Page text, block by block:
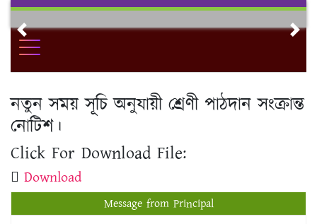
Skip
contentPrevious
নতুন সময় সূচি অনুযায়ী শ্রেণী পাঠদান সংক্রান্ত
নোটিশ।
Click For Download File:
Download
Message from Principal